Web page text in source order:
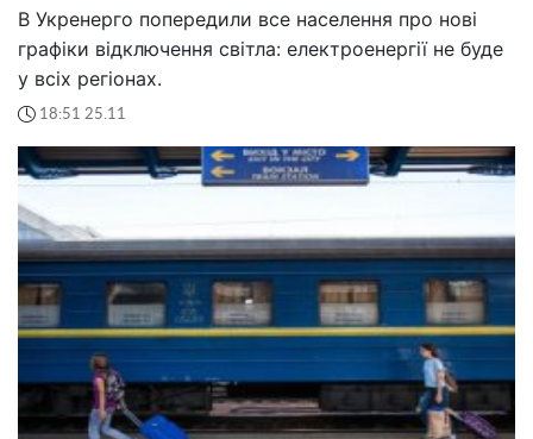
В Укренерго попередили все населення про нові
графіки відключення світла: електроенергії не буде
у всіх регіонах.
18:51 25.11